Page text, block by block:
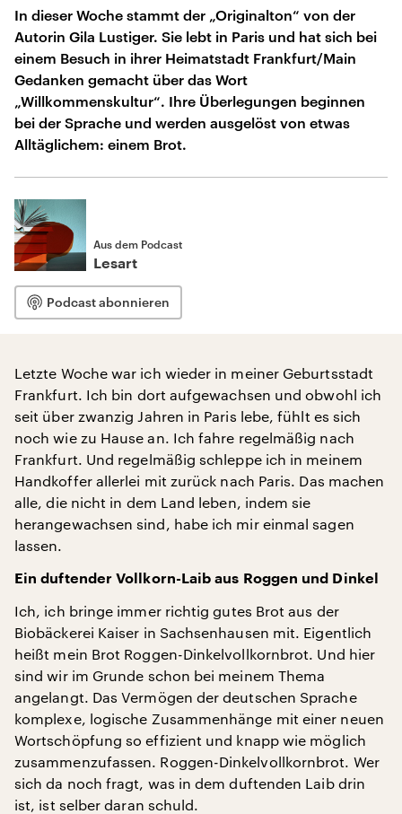
In dieser Woche stammt der „Originalton“ von der
Autorin Gila Lustiger. Sie lebt in Paris und hat sich bei
einem Besuch in ihrer Heimatstadt Frankfurt/Main
Gedanken gemacht über das Wort
„Willkommenskultur“. Ihre Überlegungen beginnen
bei der Sprache und werden ausgelöst von etwas
Alltäglichem: einem Brot.
Aus dem Podcast
Lesart
Podcast abonnieren
Letzte Woche war ich wieder in meiner Geburtsstadt
Frankfurt. Ich bin dort aufgewachsen und obwohl ich
seit über zwanzig Jahren in Paris lebe, fühlt es sich
noch wie zu Hause an. Ich fahre regelmäßig nach
Frankfurt. Und regelmäßig schleppe ich in meinem
Handkoffer allerlei mit zurück nach Paris. Das machen
alle, die nicht in dem Land leben, indem sie
herangewachsen sind, habe ich mir einmal sagen
lassen.
Ein duftender Vollkorn-Laib aus Roggen und Dinkel
Ich, ich bringe immer richtig gutes Brot aus der
Biobäckerei Kaiser in Sachsenhausen mit. Eigentlich
heißt mein Brot Roggen-Dinkelvollkornbrot. Und hier
sind wir im Grunde schon bei meinem Thema
angelangt. Das Vermögen der deutschen Sprache
komplexe, logische Zusammenhänge mit einer neuen
Wortschöpfung so effizient und knapp wie möglich
zusammenzufassen. Roggen-Dinkelvollkornbrot. Wer
sich da noch fragt, was in dem duftenden Laib drin
ist, ist selber daran schuld.